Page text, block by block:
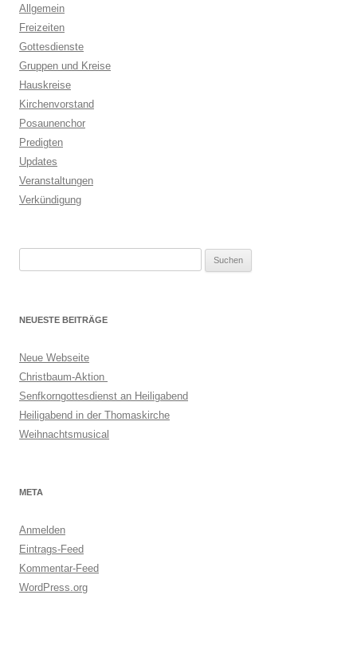
Allgemein
Freizeiten
Gottesdienste
Gruppen und Kreise
Hauskreise
Kirchenvorstand
Posaunenchor
Predigten
Updates
Veranstaltungen
Verkündigung
NEUESTE BEITRÄGE
Neue Webseite
Christbaum-Aktion
Senfkorngottesdienst an Heiligabend
Heiligabend in der Thomaskirche
Weihnachtsmusical
META
Anmelden
Eintrags-Feed
Kommentar-Feed
WordPress.org